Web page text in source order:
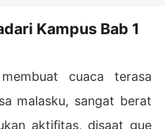
Kampus Bab 1
cuaca terasa
malasku, sangat berat
aktifitas, disaat gue